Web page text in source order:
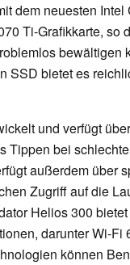
dem neuesten Intel
Ti-Grafikkarte, so
bewältigen
SSD bietet es
und verfügt
Tippen bei
außerdem über
Zugriff auf die
Helios 300 bietet
darunter Wi-Fi
können